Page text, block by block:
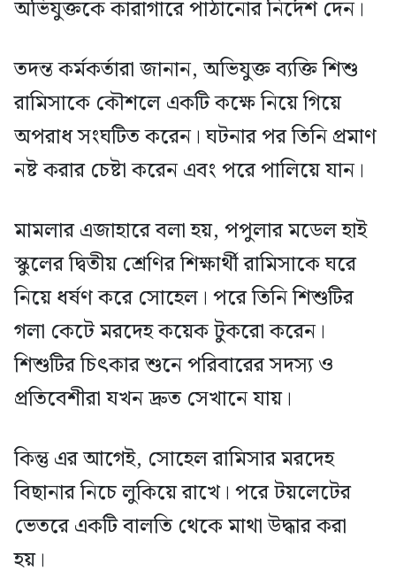
অভিযুক্তকে কারাগারে পাঠানোর নির্দেশ দেন।
তদন্ত কর্মকর্তারা জানান, অভিযুক্ত ব্যক্তি শিশু
রামিসাকে কৌশলে একটি কক্ষে নিয়ে গিয়ে
অপরাধ সংঘটিত করেন। ঘটনার পর তিনি প্রমাণ
নষ্ট করার চেষ্টা করেন এবং পরে পালিয়ে যান।
মামলার এজাহারে বলা হয়, পপুলার মডেল হাই
স্কুলের দ্বিতীয় শ্রেণির শিক্ষার্থী রামিসাকে ঘরে
নিয়ে ধর্ষণ করে সোহেল। পরে তিনি শিশুটির
গলা কেটে মরদেহ কয়েক টুকরো করেন।
শিশুটির চিৎকার শুনে পরিবারের সদস্য ও
প্রতিবেশীরা যখন দ্রুত সেখানে যায়।
কিন্তু এর আগেই, সোহেল রামিসার মরদেহ
বিছানার নিচে লুকিয়ে রাখে। পরে টয়লেটের
ভেতরে একটি বালতি থেকে মাথা উদ্ধার করা
হয়।